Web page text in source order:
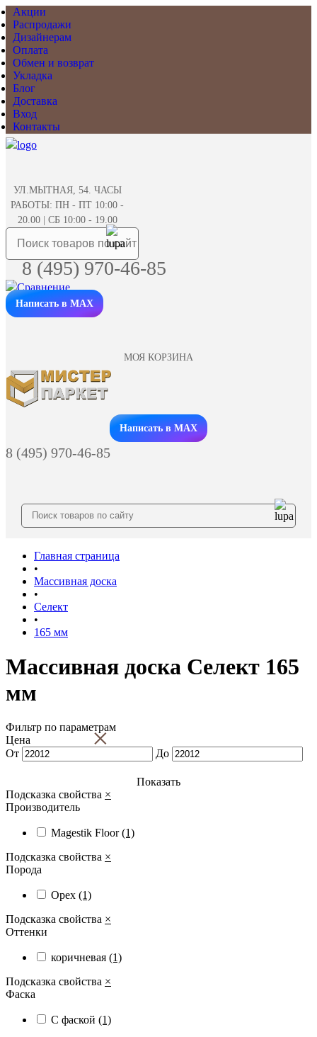
Акции
Распродажи
Дизайнерам
Оплата
Обмен и возврат
Укладка
Блог
Доставка
Вход
Контакты
УЛ.МЫТНАЯ, 54. ЧАСЫ
РАБОТЫ: ПН - ПТ 10:00 -
20.00 | СБ 10:00 - 19.00
8 (495) 970-46-85
Написать в MAX
МОЯ КОРЗИНА
Заказать звонок
Написать в MAX
8 (495) 970-46-85
Главная страница
•
Массивная доска
•
Селект
•
165 мм
Массивная доска Селект 165
мм
Фильтр по параметрам
×
Цена
От
До
Показать
Подсказка свойства ×
Производитель
Magestik Floor(1)
Подсказка свойства ×
Порода
Орех (1)
Подсказка свойства ×
Оттенки
коричневая (1)
Подсказка свойства ×
Фаска
С фаской (1)